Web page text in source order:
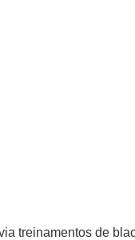
treinamentos de